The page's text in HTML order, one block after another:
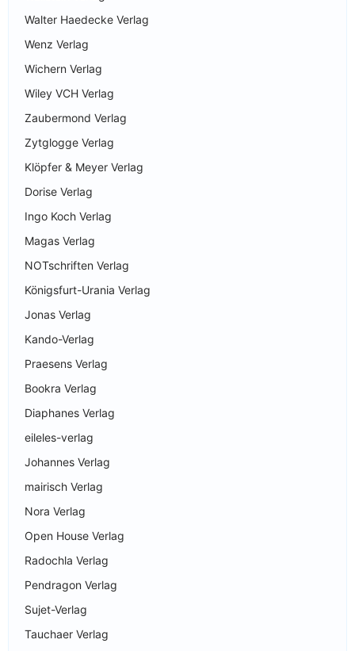
Walter Haedecke Verlag
Wenz Verlag
Wichern Verlag
Wiley VCH Verlag
Zaubermond Verlag
Zytglogge Verlag
Klöpfer & Meyer Verlag
Dorise Verlag
Ingo Koch Verlag
Magas Verlag
NOTschriften Verlag
Königsfurt-Urania Verlag
Jonas Verlag
Kando-Verlag
Praesens Verlag
Bookra Verlag
Diaphanes Verlag
eileles-verlag
Johannes Verlag
mairisch Verlag
Nora Verlag
Open House Verlag
Radochla Verlag
Pendragon Verlag
Sujet-Verlag
Tauchaer Verlag